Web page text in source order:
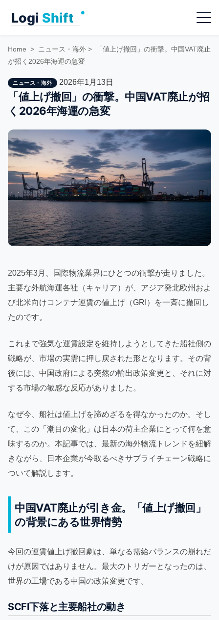
Menu
Home > ニュース・海外 >
「値上げ撤回」の衝撃。中国VAT廃止
が招く2026年海運の急変
ニュース・海外 2026年1月13日
「値上げ撤回」の衝撃。中国VAT廃止が招
く2026年海運の急変
2025年3月、国際物流業界にひとつの衝撃が走りました。
主要な外航海運各社（キャリア）が、アジア発北欧州およ
び北米向けコンテナ運賃の値上げ（GRI）を一斉に撤回し
たのです。
これまで強気な運賃設定を維持しようとしてきた船社側の
戦略が、市場の実需に押し戻された形となります。その背
後には、中国政府による突然の輸出政策変更と、それに対
する市場の敏感な反応がありました。
なぜ今、船社は値上げを諦めざるを得なかったのか。そし
て、この「潮目の変化」は日本の荷主企業にとって何を意
味するのか。本記事では、最新の海外物流トレンドを紐解
きながら、日本企業が今取るべきサプライチェーン戦略に
ついて解説します。
中国VAT廃止が引き金。「値上げ撤回」
の背景にある世界情勢
今回の運賃値上げ撤回劇は、単なる需給バランスの崩れだ
けが原因ではありません。最大のトリガーとなったのは、
世界の工場である中国の政策変更です。
SCFI下落と主要船社の動き